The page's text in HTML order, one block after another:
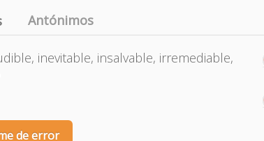
Antónimos
inevitable, insalvable, irremediable,
de error